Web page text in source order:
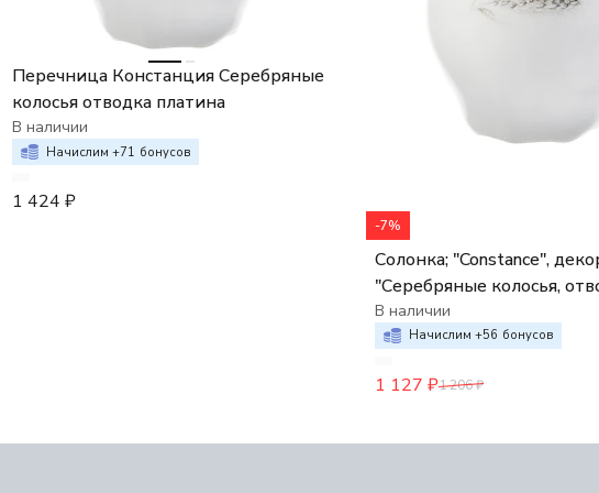
Перечница Констанция Серебряные
колосья отводка платина
В наличии
Начислим +71 бонусов
1 424 ₽
-7%
Солонка; "Constance",
"Серебряные колосья,
платина",
В наличии
Начислим +56 бонусов
1 127 ₽1 206₽